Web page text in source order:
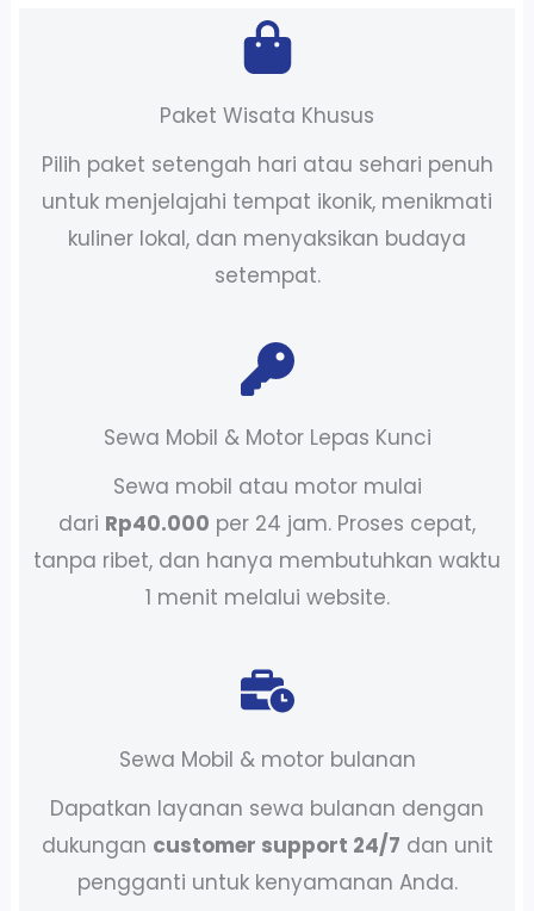
Paket Wisata Khusus
Pilih paket setengah hari atau sehari penuh
untuk menjelajahi tempat ikonik, menikmati
kuliner lokal, dan menyaksikan budaya
setempat.
Sewa Mobil & Motor Lepas Kunci
Sewa mobil atau motor mulai
dari Rp40.000 per 24 jam. Proses cepat,
tanpa ribet, dan hanya membutuhkan waktu
1 menit melalui website.
Sewa Mobil & motor bulanan
Dapatkan layanan sewa bulanan dengan
dukungan customer support 24/7 dan unit
pengganti untuk kenyamanan Anda.